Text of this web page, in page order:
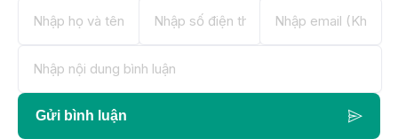
Gửi bình luận